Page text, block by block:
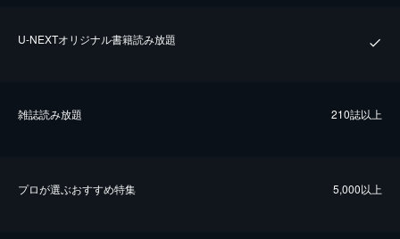
U-NEXTオリジナル書籍読み放題
雑誌読み放題 210誌以上
プロが選ぶおすすめ特集 5,000以上